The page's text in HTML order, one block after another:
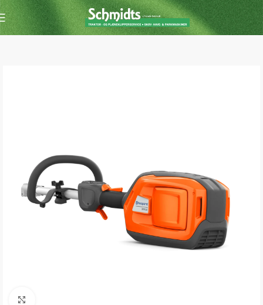
Forside Buskrydder /Trimmer Buskrydder/Trimmer m. batteri